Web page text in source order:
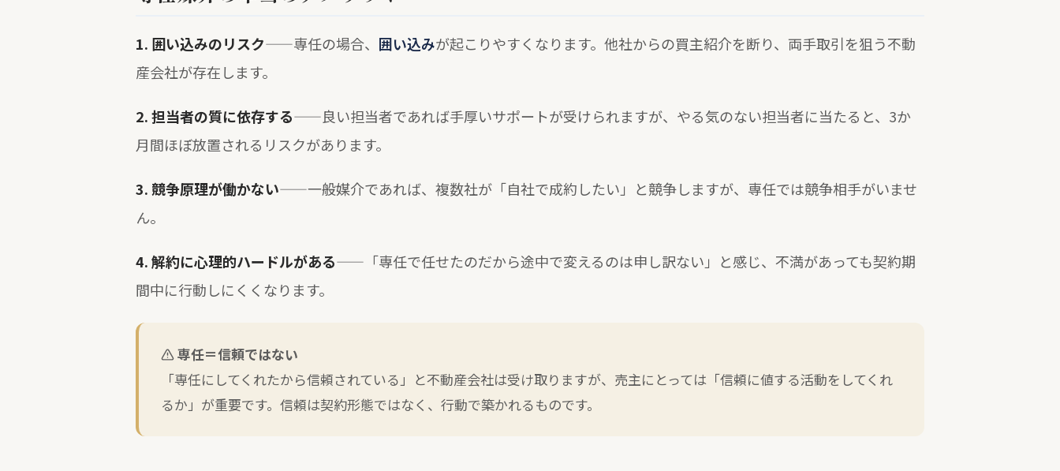
1. 囲い込みのリスク——専任の場合、 囲い込みが起こりやすくなります。他社からの買主紹介を断り、両手取引を狙う不動
産会社が存在します。
2. 担当者の質に依存する——良い担当者であれば手厚いサポートが受けられますが、やる気のない担当者に当たると、3か
月間ほぼ放置されるリスクがあります。
3. 競争原理が働かない——一般媒介であれば、複数社が「自社で成約したい」と競争しますが、専任では競争相手がいませ
ん。
4. 解約に心理的ハードルがある——「専任で任せたのだから途中で変えるのは申し訳ない」と感じ、不満があっても契約期
間中に行動しにくくなります。
専任＝信頼ではない
「専任にしてくれたから信頼されている」と不動産会社は受け取りますが、売主にとっては「信頼に値する活動をしてくれ
るか」が重要です。信頼は契約形態ではなく、行動で築かれるものです。